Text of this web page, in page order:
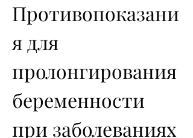
Противопоказани
я для
пролонгирования
беременности
при заболеваниях